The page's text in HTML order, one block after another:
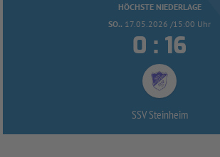
HÖCHSTE NIEDERLAGE
SO.. 17.05.2026 /15:00 Uhr
 : 
SSV Steinheim